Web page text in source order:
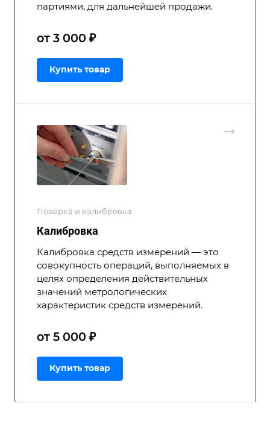
партиями, для дальнейшей продажи.
от 3 000 ₽
Купить товар
Поверка и калибровка
Калибровка
Калибровка средств измерений — это
совокупность операций, выполняемых в
целях определения действительных
значений метрологических
характеристик средств измерений.
от 5 000 ₽
Купить товар